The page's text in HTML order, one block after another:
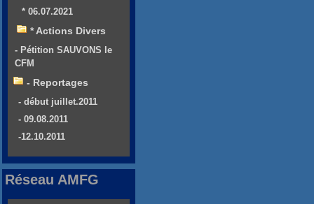
* 06.07.2021
* Actions Divers
- Pétition SAUVONS le
CFM
- Reportages
- début juillet.2011
- 09.08.2011
-12.10.2011
Réseau AMFG